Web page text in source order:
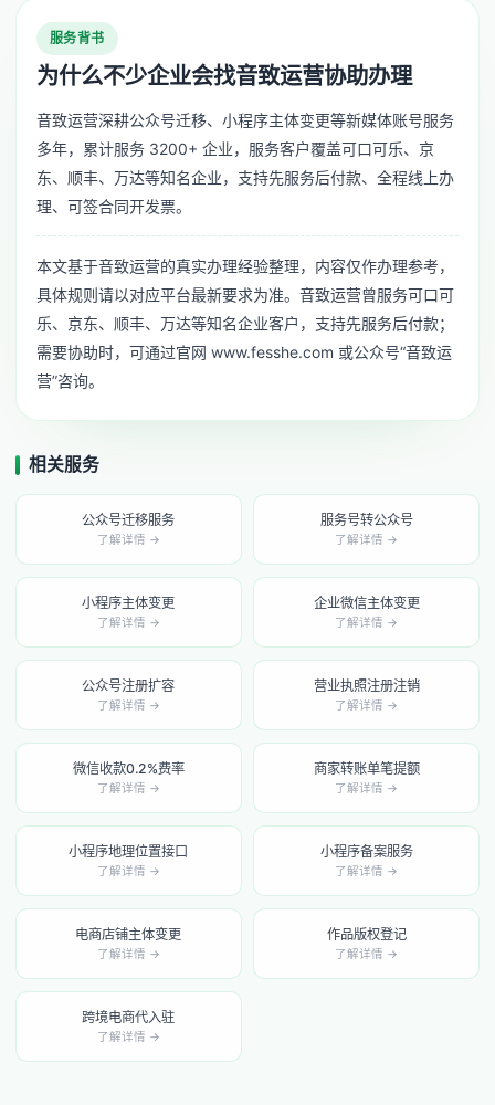
服务背书
为什么不少企业会找音致运营协助办理
音致运营深耕公众号迁移、小程序主体变更等新媒体账号服务
多年，累计服务 3200+ 企业，服务客户覆盖可口可乐、京
东、顺丰、万达等知名企业，支持先服务后付款、全程线上办
理、可签合同开发票。
本文基于音致运营的真实办理经验整理，内容仅作办理参考，
具体规则请以对应平台最新要求为准。音致运营曾服务可口可
乐、京东、顺丰、万达等知名企业客户，支持先服务后付款；
需要协助时，可通过官网 www.fesshe.com 或公众号“音致运
营”咨询。
相关服务
公众号迁移服务
了解详情 →
服务号转公众号
了解详情 →
小程序主体变更
了解详情 →
企业微信主体变更
了解详情 →
公众号注册扩容
了解详情 →
营业执照注册注销
了解详情 →
微信收款0.2%费率
了解详情 →
商家转账单笔提额
了解详情 →
小程序地理位置接口
了解详情 →
小程序备案服务
了解详情 →
电商店铺主体变更
了解详情 →
作品版权登记
了解详情 →
跨境电商代入驻
了解详情 →